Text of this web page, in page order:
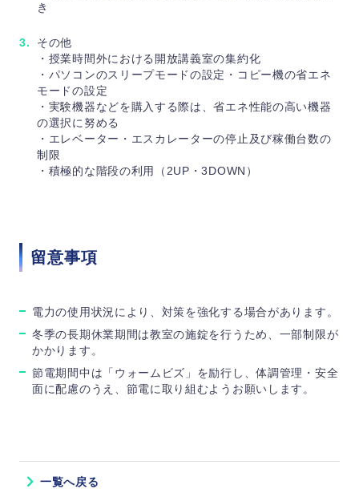
き
その他
・授業時間外における開放講義室の集約化
・パソコンのスリープモードの設定・コピー機の省エネ
モードの設定
・実験機器などを購入する際は、省エネ性能の高い機器
の選択に努める
・エレベーター・エスカレーターの停止及び稼働台数の
制限
・積極的な階段の利用（2UP・3DOWN）
留意事項
電力の使用状況により、対策を強化する場合があります。
冬季の長期休業期間は教室の施錠を行うため、一部制限が
かかります。
節電期間中は「ウォームビズ」を励行し、体調管理・安全
面に配慮のうえ、節電に取り組むようお願いします。
一覧へ戻る